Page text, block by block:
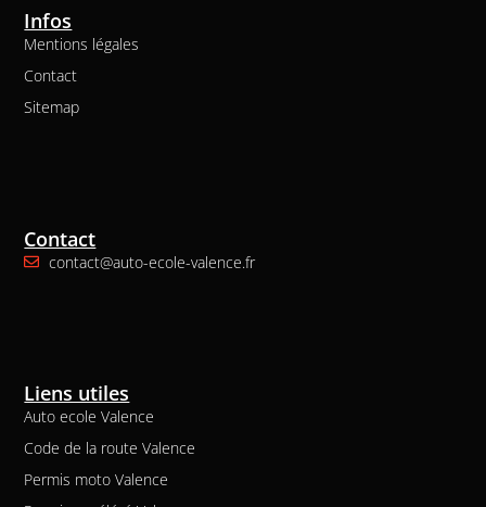
Infos
Mentions légales
Contact
Sitemap
Liens utiles
Auto ecole Valence
Code de la route Valence
Permis moto Valence
Contact
contact@auto-ecole-valence.fr